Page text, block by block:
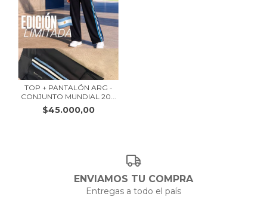
TOP + PANTALÓN ARG -
CONJUNTO MUNDIAL 20...
$45.000,00
ENVIAMOS TU COMPRA
Entregas a todo el país